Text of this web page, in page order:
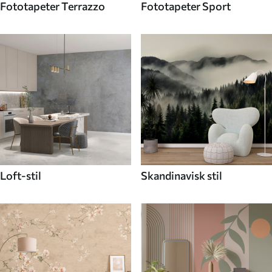
Fototapeter Terrazzo Fototapeter Sport
Loft-stil Skandinavisk stil